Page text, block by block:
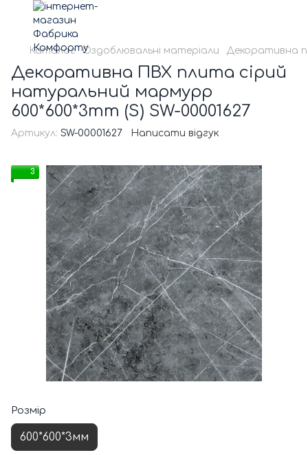
Каталог Оздоблювальні матеріали Декоративна
Декоративна ПВХ плита сірий
натуральний мармурр
600*600*3mm (S) SW-00001627
Артикул: SW-00001627 Написати відгук
3
Розмір
600*600*3мм